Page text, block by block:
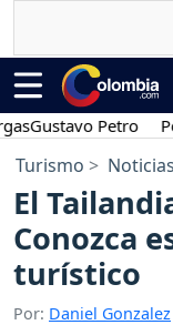
Petro
Turismo Noticias
El
Conozca
turístico
Por: Daniel Gonzalez